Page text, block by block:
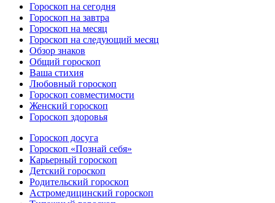
Гороскоп на сегодня
Гороскоп на завтра
Гороскоп на месяц
Гороскоп на следующий месяц
Обзор знаков
Общий гороскоп
Ваша стихия
Любовный гороскоп
Гороскоп совместимости
Женский гороскоп
Гороскоп здоровья
Гороскоп досуга
Гороскоп «Познай себя»
Карьерный гороскоп
Детский гороскоп
Родительский гороскоп
Астромедицинский гороскоп